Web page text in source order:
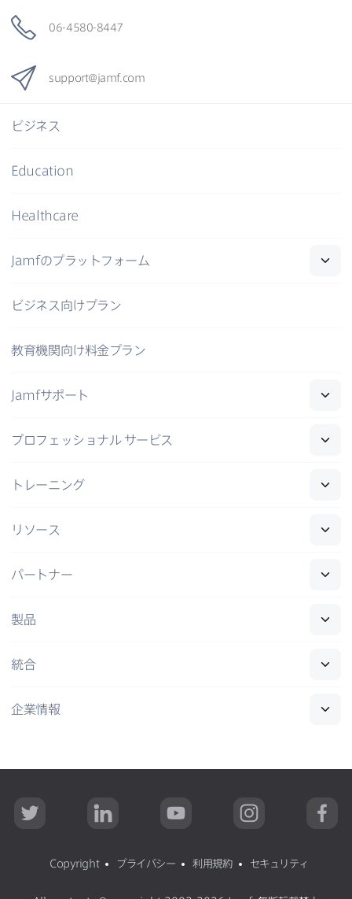
06-4580-8447
support@jamf. com
ビジネス
Education
Healthcare
Jamfの​プラットフォーム
ビジネス向けプラン
教育機関向け料金プラン
Jamfサポート
プロフェッショナル サービス
トレーニング
リソース
パートナー
製品
統合
企業情報
Copyright プライバシー 利用規約 セキュリティ
T
w
L
i
e
d
Y
o
u
b
I
n
a
g
F
a